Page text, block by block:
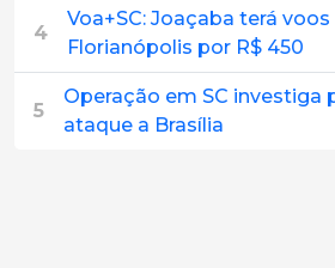
4
Voa+SC: Joaçaba terá
Florianópolis por R$ 450
5
Operação em SC investiga
ataque a Brasília